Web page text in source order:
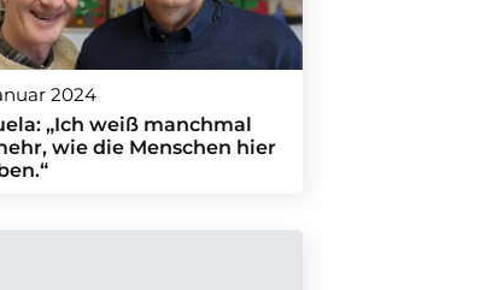
2024
„Ich weiß manchmal
wie die Menschen hier